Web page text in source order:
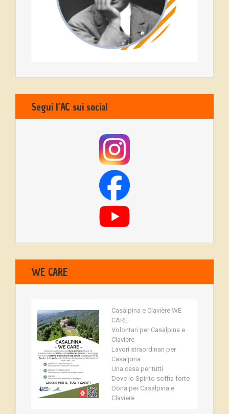
Segui l’AC sui social
WE CARE
Casalpina e Clavière WE
CARE
Volontari per Casalpina e
Claviere
Lavori straordinari per
Casalpina
Una casa per tutti
Dove lo Spirito soffia forte
Dona per Casalpina e
Claviere